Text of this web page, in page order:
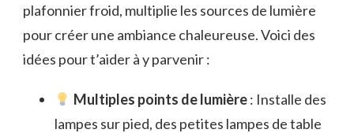
plafonnier froid, multiplie les sources de lumière
pour créer une ambiance chaleureuse. Voici des
idées pour t’aider à y parvenir :
Multiples points de lumière: Installe des
lampes sur pied, des petites lampes de table